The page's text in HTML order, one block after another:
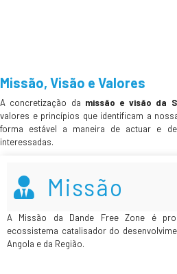
Missão, Visão e Valores
A concretização da missão e visão da
valores e princípios que identificam a
forma estável a maneira de actuar e
interessadas.
Missão
A Missão da Dande Free Zone é
ecossistema catalisador do
Angola e da Região.